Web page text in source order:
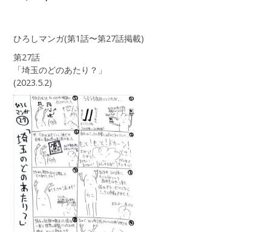
ひろしマンガ(第1話〜第27話掲載)
第27話
「埼玉のどのあたり？」
(2023.5.2)